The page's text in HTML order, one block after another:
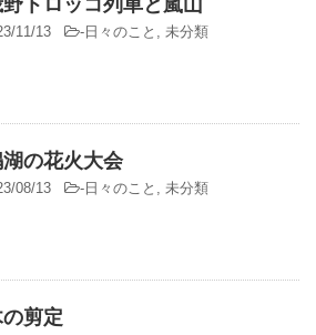
トロッコ列車と嵐山
11/13 - 日々のこと , 未分類
の花火大会
08/13 - 日々のこと , 未分類
剪定